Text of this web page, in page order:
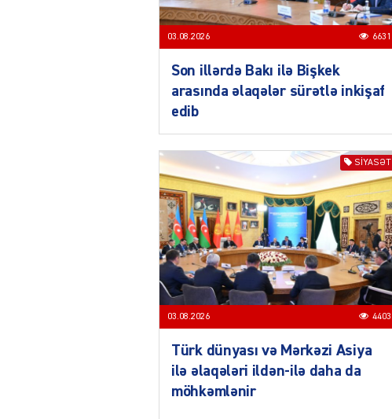
03.08.2026 6631
Son illərdə Bakı ilə Bişkek
arasında əlaqələr sürətlə inkişaf
edib
SIYASƏT
03.08.2026 4403
Türk dünyası və Mərkəzi Asiya
ilə əlaqələri ildən-ilə daha da
möhkəmlənir